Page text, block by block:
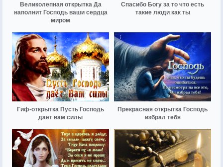
Великолепная открытка Да
наполнит Господь ваши сердца
миром
Спасибо Богу за то что есть
такие люди как ты
Гиф-открытка Пусть Господь
дает вам силы
Прекрасная открытка Господь
избрал тебя